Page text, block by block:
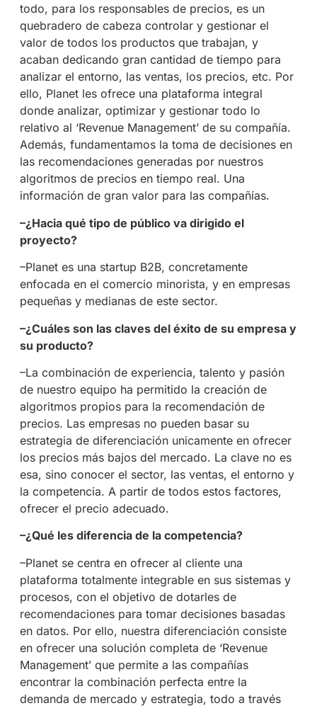
todo, para los responsables de precios, es un
quebradero de cabeza controlar y gestionar el
valor de todos los productos que trabajan, y
acaban dedicando gran cantidad de tiempo para
analizar el entorno, las ventas, los precios, etc. Por
ello, Planet les ofrece una plataforma integral
donde analizar, optimizar y gestionar todo lo
relativo al ‘Revenue Management’ de su compañía.
Además, fundamentamos la toma de decisiones en
las recomendaciones generadas por nuestros
algoritmos de precios en tiempo real. Una
información de gran valor para las compañías.
–¿Hacia qué tipo de público va dirigido el
proyecto?
–Planet es una startup B2B, concretamente
enfocada en el comercio minorista, y en empresas
pequeñas y medianas de este sector.
–¿Cuáles son las claves del éxito de su empresa y
su producto?
–La combinación de experiencia, talento y pasión
de nuestro equipo ha permitido la creación de
algoritmos propios para la recomendación de
precios. Las empresas no pueden basar su
estrategia de diferenciación unicamente en ofrecer
los precios más bajos del mercado. La clave no es
esa, sino conocer el sector, las ventas, el entorno y
la competencia. A partir de todos estos factores,
ofrecer el precio adecuado.
–¿Qué les diferencia de la competencia?
–Planet se centra en ofrecer al cliente una
plataforma totalmente integrable en sus sistemas y
procesos, con el objetivo de dotarles de
recomendaciones para tomar decisiones basadas
en datos. Por ello, nuestra diferenciación consiste
en ofrecer una solución completa de ‘Revenue
Management’ que permite a las compañías
encontrar la combinación perfecta entre la
demanda de mercado y estrategia, todo a través